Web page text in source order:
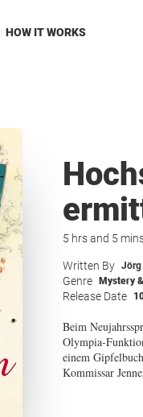
HOW IT WORKS
5 hrs and 5
Written By Jörg
Genre Mystery
Release Date
Beim
Olympia-
einem
Kommissar